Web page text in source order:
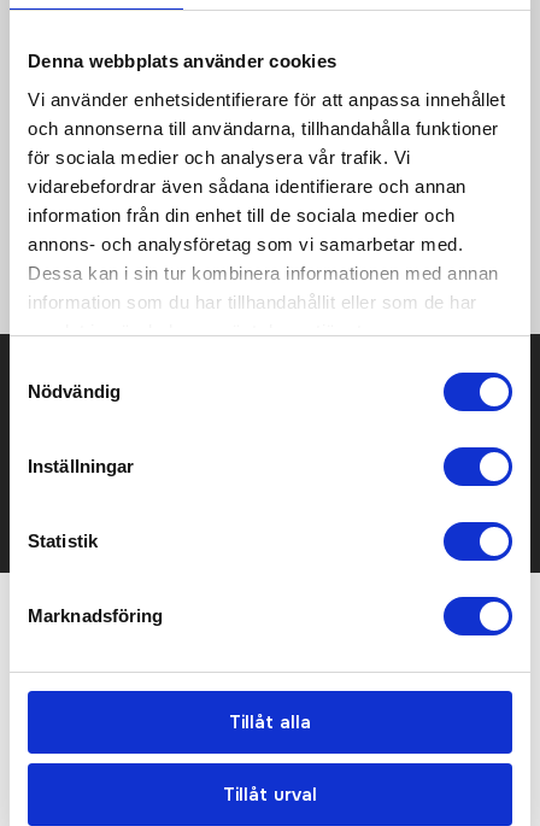
Denna webbplats använder cookies
Vi använder enhetsidentifierare för att anpassa innehållet
och annonserna till användarna, tillhandahålla funktioner
för sociala medier och analysera vår trafik. Vi
vidarebefordrar även sådana identifierare och annan
information från din enhet till de sociala medier och
annons- och analysföretag som vi samarbetar med.
Dessa kan i sin tur kombinera informationen med annan
information som du har tillhandahållit eller som de har
samlat in när du har använt deras tjänster.
Nödvändig
Inställningar
Statistik
Marknadsföring
Tillåt alla
Tillåt urval
EXTEND Full Zip is a highly functional training garment
designed for maximum performance at the highest level of
sports. This premium jersey is made of thin, very elastic and
recycled polyester fabric offering exceptional moisture
transport and superb freedom of movement. In addition, the
full zip jersey features side panels with structured fabric
surface, two zip side pockets, woven hood, and loop to
securely fasten the hood when not in use. Tight fit.
Prisuppgift på mailen?
Det går också utmärkt att bara ställa frågor!
Bra pris